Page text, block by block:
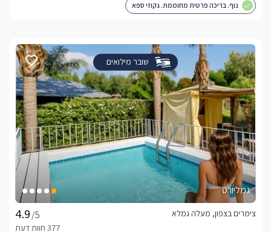
נוף. בריכה פרטית מחוממת. גקוזי ספא
שובר מילואים
גמליורט
/5
צימרים בצפון, מעלה גמלא